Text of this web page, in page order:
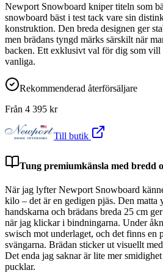
Newport Snowboard kniper titeln som
snowboard bäst i test tack vare sin
konstruktion. Den breda designen ger
men brädans tyngd märks särskilt när
backen. Ett exklusivt val för dig som vill
vanliga.
Rekommenderad återförsäljare
Från 4 395 kr
Till butik
Tung premiumkänsla med bredd
När jag lyfter Newport Snowboard
kilo – det är en gedigen pjäs. Den matta
handskarna och brädans breda 25 cm
när jag klickar i bindningarna. Under
swisch mot underlaget, och det finns en
svängarna. Brädan sticker ut visuellt
Det enda jag saknar är lite mer
pucklar.